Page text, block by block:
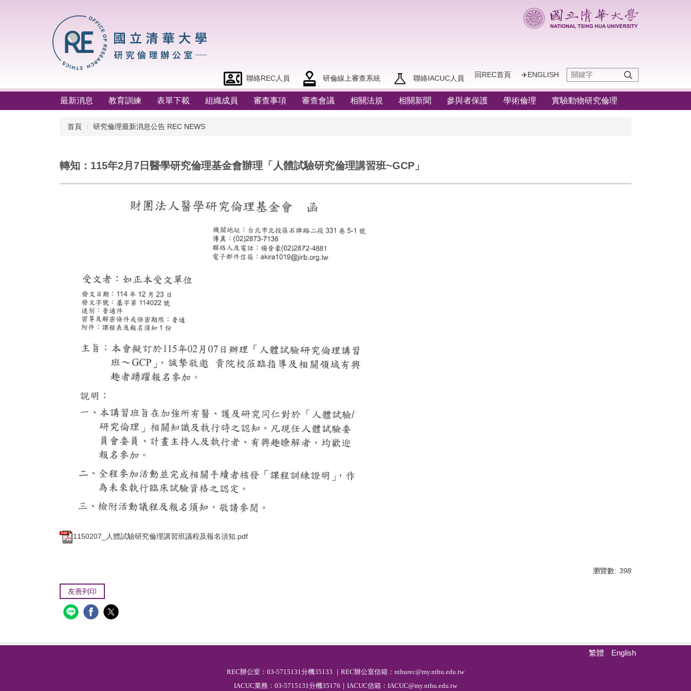
聯絡REC人員 研倫線上審查系統 聯絡IACUC人員 回REC首頁 ✈️ENGLISH
最新消息 教育訓練 表單下載 組織成員 審查事項 審查會議 相關法規 相關新聞 參與者保護 學術倫理 實驗動物研究倫理
首頁 研究倫理最新消息公告 REC NEWS
轉知：115年2月7日醫學研究倫理基金會辦理「人體試驗研究倫理講習班~GCP」
1150207_人體試驗研究倫理講習班議程及報名須知.pdf
瀏覽數: 398
友善列印
繁體 English
REC辦公室：03-5715131分機35133 ｜REC辦公室信箱：nthurec@my.nthu.edu.tw
IACUC業務：03-5715131分機35176｜IACUC信箱：IACUC@my.nthu.edu.tw